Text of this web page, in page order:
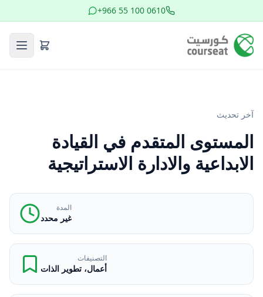
+966 55 100 0610
آخر تحديث
المستوى المتقدم في القيادة
الابداعية والادارة الاستراتيجية
المدة
غير محدد
التصنيفات
أعمال، تطوير الذات